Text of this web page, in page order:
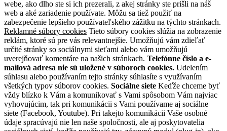
webe, ako dlho ste si ich prezerali, z akej stránky ste prišli na náš
web a aké zariadenie používate. Môžu sa tiež použiť na
zabezpečenie lepšieho používateľského zážitku na týchto stránkach.
Reklamné súbory cookies Tieto súbory cookies slúžia na zobrazenie
reklám, ktoré sú pre vás relevantnejšie. Umožňujú vám zdieľať
určité stránky so sociálnymi sieťami alebo vám umožňujú
uverejňovať komentáre na našich stránkach. Telefónne číslo a e-
mailová adresa nie sú uložené v súboroch cookies. Udelením
súhlasu alebo používaním tejto stránky súhlasíte s využívaním
všetkých typov súborov cookies. Sociálne siete Keďže chceme byť
vždy blízko k Vám a komunikovať s Vami spôsobom Vám najviac
vyhovujúcim, tak pri komunikácii s Vami používame aj sociálne
siete (Facebook, Youtube). Pri takejto komunikácii Vaše osobné
údaje spracúvajú nie len naše spoločnosti, ale aj poskytovatelia